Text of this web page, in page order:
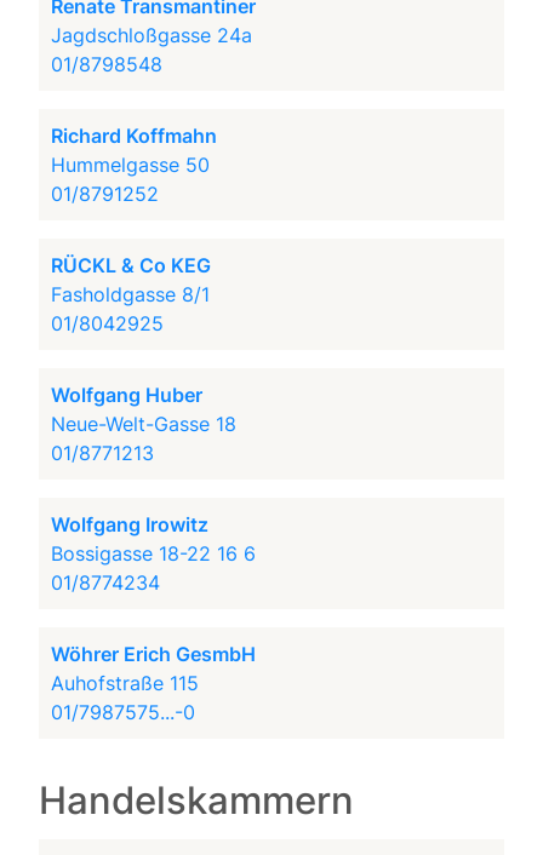
Renate Transmantiner
Jagdschloßgasse 24a
01/8798548
Richard Koffmahn
Hummelgasse 50
01/8791252
RÜCKL & Co KEG
Fasholdgasse 8/1
01/8042925
Wolfgang Huber
Neue-Welt-Gasse 18
01/8771213
Wolfgang Irowitz
Bossigasse 18-22 16 6
01/8774234
Wöhrer Erich GesmbH
Auhofstraße 115
01/7987575...-0
Handelskammern